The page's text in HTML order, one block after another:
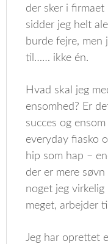
der sker i
sidder jeg helt
burde fejre, men
til…… ikke én.
Hvad skal jeg
ensomhed? Er
succes og
everyday fiasko
hip som hap –
der er mere
noget jeg
meget, arbejder
Jeg har oprettet